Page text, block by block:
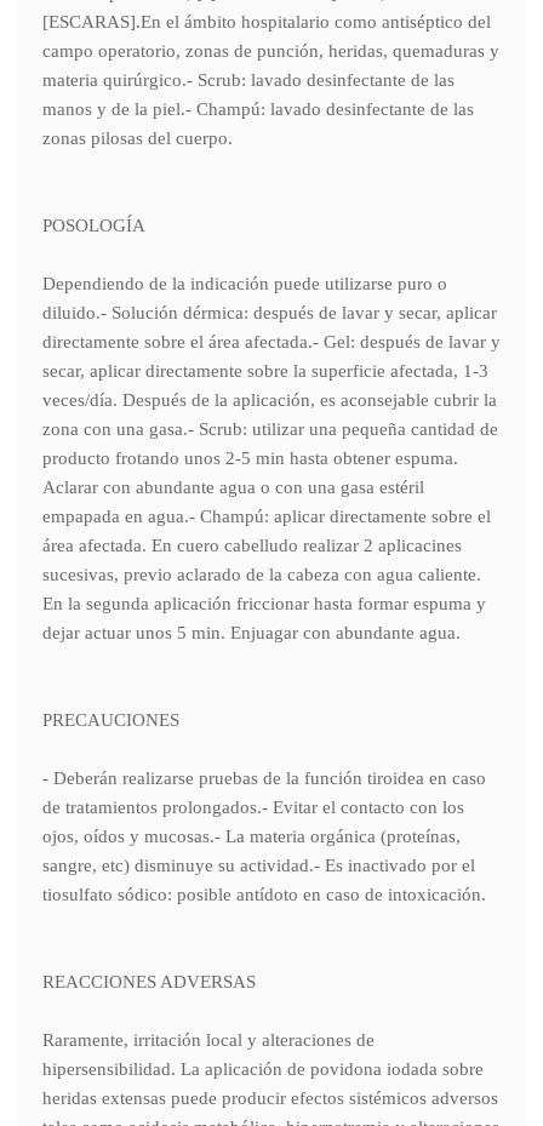
[ESCARAS].En el ámbito hospitalario como antiséptico del
campo operatorio, zonas de punción, heridas, quemaduras y
materia quirúrgico.- Scrub: lavado desinfectante de las
manos y de la piel.- Champú: lavado desinfectante de las
zonas pilosas del cuerpo.
POSOLOGÍA
Dependiendo de la indicación puede utilizarse puro o
diluido.- Solución dérmica: después de lavar y secar, aplicar
directamente sobre el área afectada.- Gel: después de lavar y
secar, aplicar directamente sobre la superficie afectada, 1-3
veces/día. Después de la aplicación, es aconsejable cubrir la
zona con una gasa.- Scrub: utilizar una pequeña cantidad de
producto frotando unos 2-5 min hasta obtener espuma.
Aclarar con abundante agua o con una gasa estéril
empapada en agua.- Champú: aplicar directamente sobre el
área afectada. En cuero cabelludo realizar 2 aplicacines
sucesivas, previo aclarado de la cabeza con agua caliente.
En la segunda aplicación friccionar hasta formar espuma y
dejar actuar unos 5 min. Enjuagar con abundante agua.
PRECAUCIONES
- Deberán realizarse pruebas de la función tiroidea en caso
de tratamientos prolongados.- Evitar el contacto con los
ojos, oídos y mucosas.- La materia orgánica (proteínas,
sangre, etc) disminuye su actividad.- Es inactivado por el
tiosulfato sódico: posible antídoto en caso de intoxicación.
REACCIONES ADVERSAS
Raramente, irritación local y alteraciones de
hipersensibilidad. La aplicación de povidona iodada sobre
heridas extensas puede producir efectos sistémicos adversos